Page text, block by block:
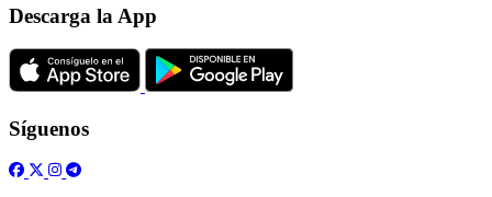
Descarga la App
Síguenos